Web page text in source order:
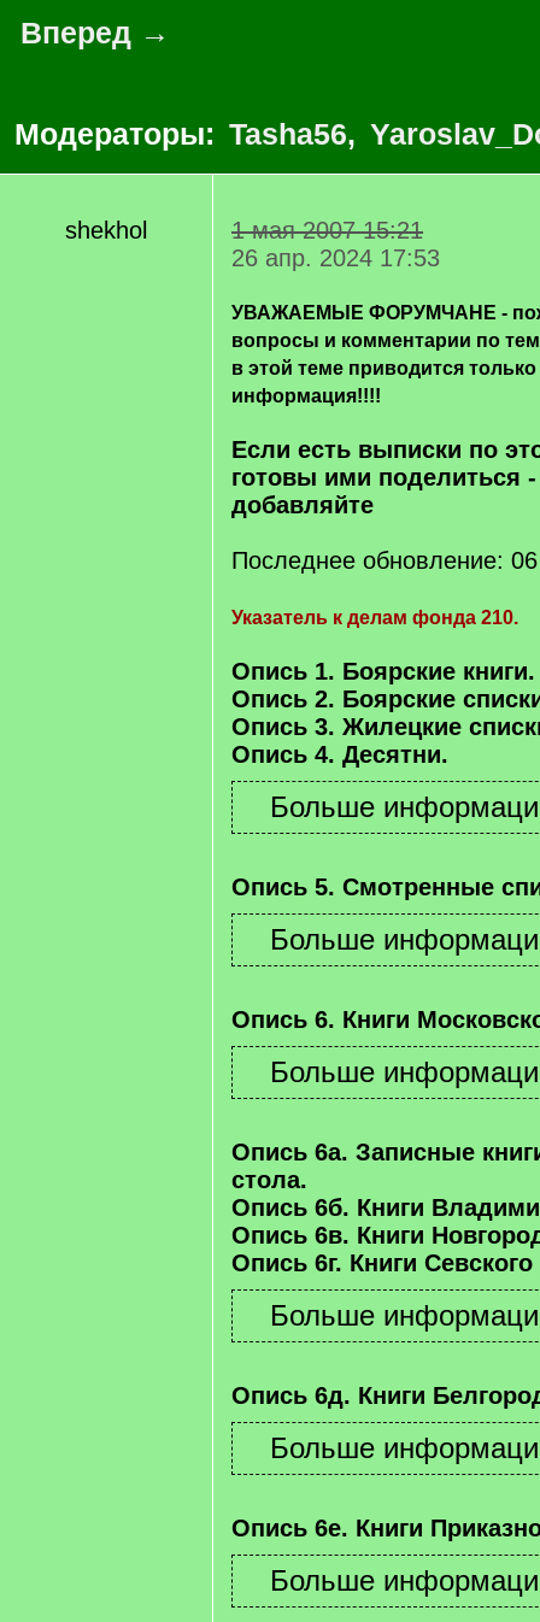
Вперед →
Модераторы: Tasha56,
shekhol
1 мая 2007 15:21
26 апр. 2024 17:53
УВАЖАЕМЫЕ ФОРУМЧАНЕ -
вопросы и комментарии по
в этой теме приводится
информация!!!!
Если есть выписки по
готовы ими поделиться
добавляйте
Последнее обновление:
Указатель к делам фонда 210.
Опись 1. Боярские книги.
Опись 2. Боярские
Опись 3. Жилецкие
Опись 4. Десятни.
Опись 5. Смотренные
Опись 6. Книги
Опись 6а. Записные
стола.
Опись 6б. Книги
Опись 6в. Книги
Опись 6г. Книги Севского
Опись 6д. Книги
Опись 6е. Книги